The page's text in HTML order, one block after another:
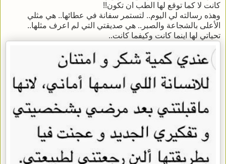
كانت لا كما توقع لها الطب ان تكون!!
وهذه رسالته لي اليوم.. لتستمر سفانة في عطائها.. هي مثلي
الأعلى بالشجاعة والصبر.. هي صديقتي التي لم اعرف مثلها..
تحياتي لها اينما كانت وكيفما كانت..